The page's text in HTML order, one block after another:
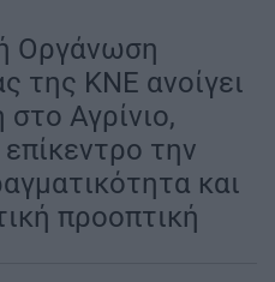
Οργάνωση
της ΚΝΕ ανοίγει
Αγρίνιο,
την
και
προοπτική